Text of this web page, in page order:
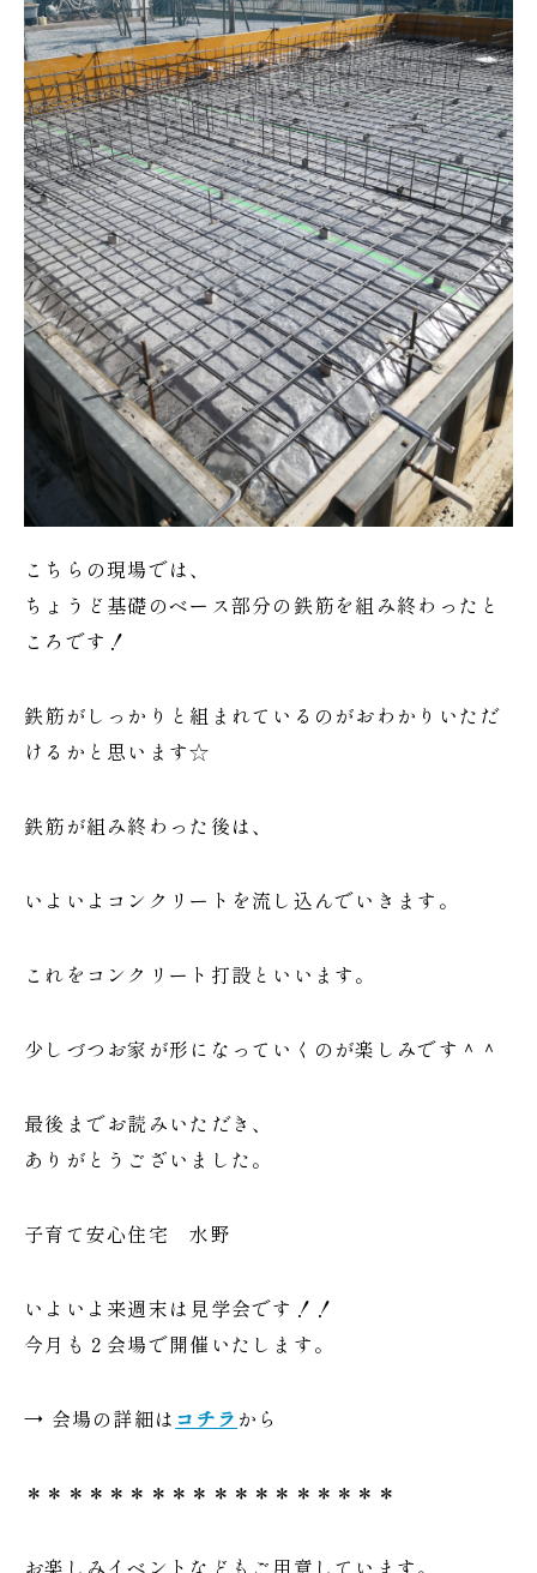
こちらの現場では、
ちょうど基礎のベース部分の鉄筋を組み終わったと
ころです！
鉄筋がしっかりと組まれているのがおわかりいただ
けるかと思います☆
鉄筋が組み終わった後は、
いよいよコンクリートを流し込んでいきます。
これをコンクリート打設といいます。
少しづつお家が形になっていくのが楽しみです＾＾
最後までお読みいただき、
ありがとうございました。
子育て安心住宅 水野
いよいよ来週末は見学会です！！
今月も２会場で開催いたします。
→ 会場の詳細は コチラ から
＊＊＊＊＊＊＊＊＊＊＊＊＊＊＊＊＊＊
お楽しみイベントなどもご用意しています。